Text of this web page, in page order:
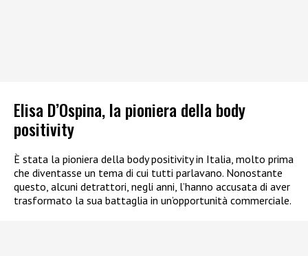
Elisa D’Ospina, la pioniera della body
positivity
È stata la pioniera della body positivity in Italia, molto prima
che diventasse un tema di cui tutti parlavano. Nonostante
questo, alcuni detrattori, negli anni, l’hanno accusata di aver
trasformato la sua battaglia in un’opportunità commerciale.